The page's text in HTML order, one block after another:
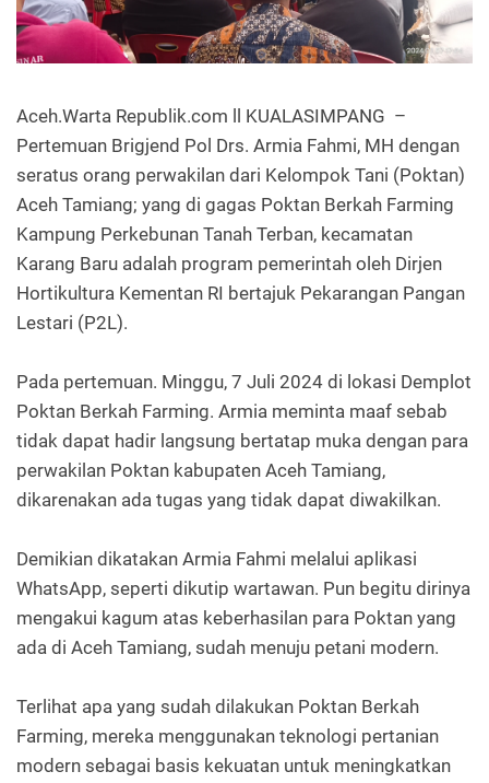
Aceh.Warta Republik.com ll KUALASIMPANG –
Pertemuan Brigjend Pol Drs. Armia Fahmi, MH dengan
seratus orang perwakilan dari Kelompok Tani (Poktan)
Aceh Tamiang; yang di gagas Poktan Berkah Farming
Kampung Perkebunan Tanah Terban, kecamatan
Karang Baru adalah program pemerintah oleh Dirjen
Hortikultura Kementan RI bertajuk Pekarangan Pangan
Lestari (P2L).
Pada pertemuan. Minggu, 7 Juli 2024 di lokasi Demplot
Poktan Berkah Farming. Armia meminta maaf sebab
tidak dapat hadir langsung bertatap muka dengan para
perwakilan Poktan kabupaten Aceh Tamiang,
dikarenakan ada tugas yang tidak dapat diwakilkan.
Demikian dikatakan Armia Fahmi melalui aplikasi
WhatsApp, seperti dikutip wartawan. Pun begitu dirinya
mengakui kagum atas keberhasilan para Poktan yang
ada di Aceh Tamiang, sudah menuju petani modern.
Terlihat apa yang sudah dilakukan Poktan Berkah
Farming, mereka menggunakan teknologi pertanian
modern sebagai basis kekuatan untuk meningkatkan